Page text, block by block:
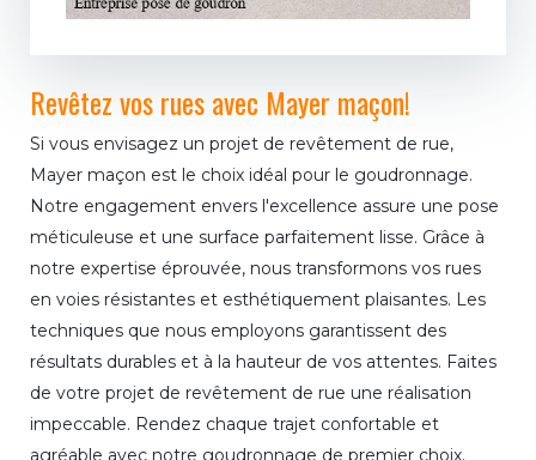
Revêtez vos rues avec Mayer maçon!
Si vous envisagez un projet de revêtement de rue,
Mayer maçon est le choix idéal pour le goudronnage.
Notre engagement envers l'excellence assure une pose
méticuleuse et une surface parfaitement lisse. Grâce à
notre expertise éprouvée, nous transformons vos rues
en voies résistantes et esthétiquement plaisantes. Les
techniques que nous employons garantissent des
résultats durables et à la hauteur de vos attentes. Faites
de votre projet de revêtement de rue une réalisation
impeccable. Rendez chaque trajet confortable et
agréable avec notre goudronnage de premier choix.